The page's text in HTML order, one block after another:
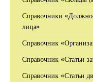
Справочники
лица»
Справочник
Справочник «Статьи
Справочник «Статьи